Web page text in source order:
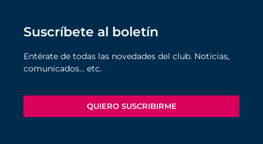
Suscríbete al boletín
Entérate de todas las novedades del club. Noticias,
comunicados… etc.
QUIERO SUSCRIBIRME